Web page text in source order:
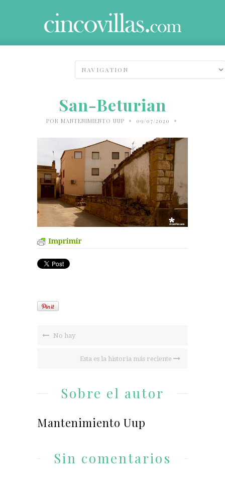
San-Beturian
POR MANTENIMIENTO UUP • 09/07/2020 •
Imprimir
No hay
Esta es la historia más reciente
Sobre el autor
Mantenimiento Uup
Sin comentarios